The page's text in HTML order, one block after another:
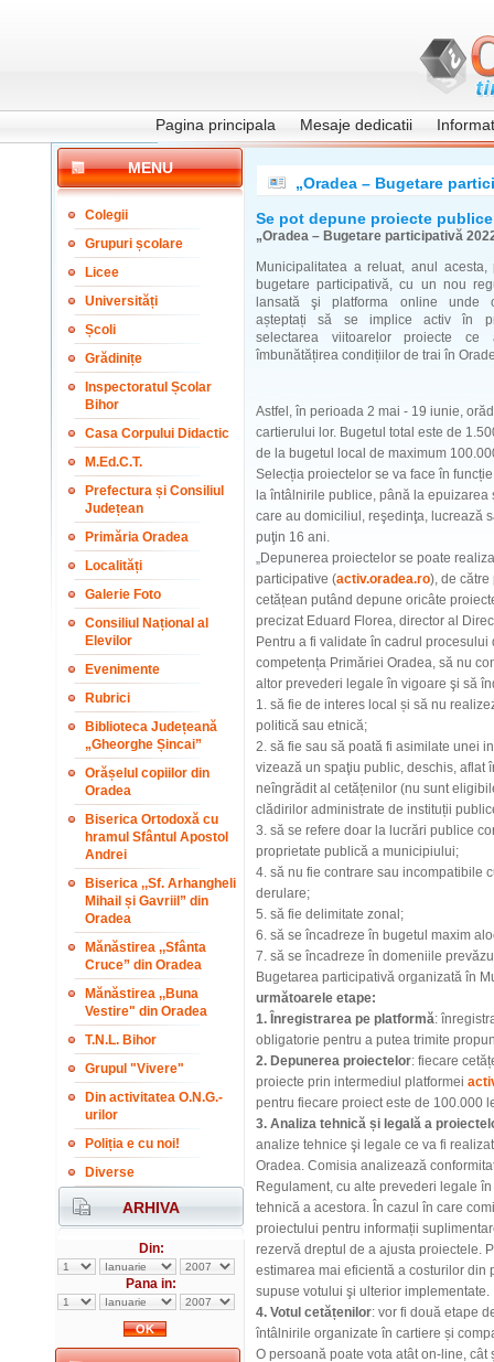
Pagina principala Mesaje dedicatii
MENU
Colegii
Grupuri școlare
Licee
Universități
Școli
Grădinițe
Inspectoratul Școlar
Bihor
Casa Corpului Didactic
M.Ed.C.T.
Prefectura și Consiliul
Județean
Primăria Oradea
Localități
Galerie Foto
Consiliul Național al
Elevilor
Evenimente
Rubrici
Biblioteca Județeană
„Gheorghe Șincai”
Orășelul copiilor din
Oradea
Biserica Ortodoxă cu
hramul Sfântul Apostol
Andrei
Biserica ,,Sf. Arhangheli
Mihail și Gavriil” din
Oradea
Mănăstirea ,,Sfânta
Cruce” din Oradea
Mănăstirea ,,Buna
Vestire" din Oradea
T.N.L. Bihor
Grupul "Vivere"
Din activitatea O.N.G.-
urilor
Poliția e cu noi!
Diverse
ARHIVA
Din:
Pana in:
„Oradea – Bugetare
Se pot depune proiecte
„Oradea – Bugetare participativă
Municipalitatea a reluat, anul acesta,
bugetare participativă, cu un nou
lansată şi platforma online unde
așteptați să se implice activ în
selectarea viitoarelor proiecte
îmbunătățirea condițiilor de trai în
Astfel, în perioada 2 mai - 19 iunie,
cartierului lor. Bugetul total este de
de la bugetul local de maximum
Selecția proiectelor se va face în
la întâlnirile publice, până la
care au domiciliul, reşedinţa, lucrează
puţin 16 ani.
„Depunerea proiectelor se poate
participative (activ.oradea.ro), de către
cetățean putând depune oricâte
precizat Eduard Florea, director al
Pentru a fi validate în cadrul
competența Primăriei Oradea, să nu
altor prevederi legale în vigoare şi să
1. să fie de interes local și să nu
politică sau etnică;
2. să fie sau să poată fi asimilate unei
vizează un spaţiu public, deschis, aflat
neîngrădit al cetățenilor (nu sunt
clădirilor administrate de instituții
3. să se refere doar la lucrări publice
proprietate publică a municipiului;
4. să nu fie contrare sau incompatibile
derulare;
5. să fie delimitate zonal;
6. să se încadreze în bugetul maxim
7. să se încadreze în domeniile
Bugetarea participativă organizată în
următoarele etape:
1. Înregistrarea pe platformă:
obligatorie pentru a putea trimite
2. Depunerea proiectelor: fiecare
proiecte prin intermediul platformei
pentru fiecare proiect este de 100.000
3. Analiza tehnică și legală a
analize tehnice şi legale ce va fi
Oradea. Comisia analizează
Regulament, cu alte prevederi legale
tehnică a acestora. În cazul în care
proiectului pentru informații
rezervă dreptul de a ajusta proiectele.
estimarea mai eficientă a costurilor din
supuse votului şi ulterior implementate.
4. Votul cetățenilor: vor fi două etape
întâlnirile organizate în cartiere și
O persoană poate vota atât on-line,